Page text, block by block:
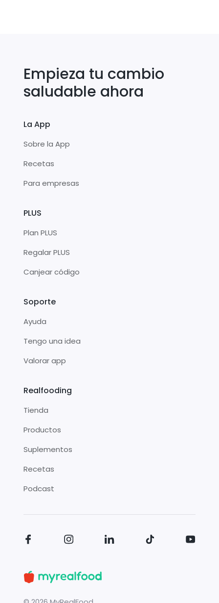
Empieza tu cambio
saludable ahora
La App
Sobre la App
Recetas
Para empresas
PLUS
Plan PLUS
Regalar PLUS
Canjear código
Soporte
Ayuda
Tengo una idea
Valorar app
Realfooding
Tienda
Productos
Suplementos
Recetas
Podcast